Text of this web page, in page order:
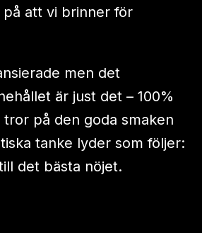
på att vi brinner för
men det
är just det – 100%
på den goda smaken
tanke lyder som följer:
det bästa nöjet.